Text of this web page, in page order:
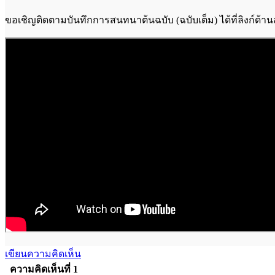
ขอเชิญติดตามบันทึกการสนทนาต้นฉบับ (ฉบับเต็ม) ได้ที่ลิงก์ด้าน
เขียนความคิดเห็น
ความคิดเห็นที่ 1